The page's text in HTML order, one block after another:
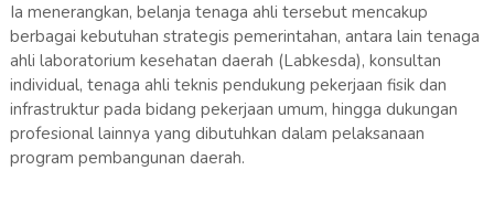
Ia menerangkan, belanja tenaga ahli tersebut mencakup
berbagai kebutuhan strategis pemerintahan, antara lain tenaga
ahli laboratorium kesehatan daerah (Labkesda), konsultan
individual, tenaga ahli teknis pendukung pekerjaan fisik dan
infrastruktur pada bidang pekerjaan umum, hingga dukungan
profesional lainnya yang dibutuhkan dalam pelaksanaan
program pembangunan daerah.